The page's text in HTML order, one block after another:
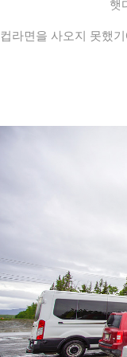
햇
컵라면을 사오지 못했